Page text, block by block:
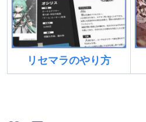
リセマラのやり方